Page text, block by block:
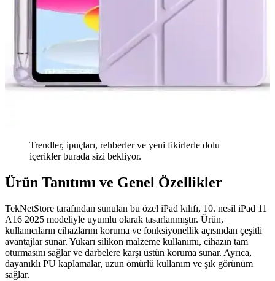
Trendler, ipuçları, rehberler ve yeni fikirlerle dolu
içerikler burada sizi bekliyor.
Ürün Tanıtımı ve Genel Özellikler
TekNetStore tarafından sunulan bu özel iPad kılıfı, 10. nesil iPad 11
A16 2025 modeliyle uyumlu olarak tasarlanmıştır. Ürün,
kullanıcıların cihazlarını koruma ve fonksiyonellik açısından çeşitli
avantajlar sunar. Yukarı silikon malzeme kullanımı, cihazın tam
oturmasını sağlar ve darbelere karşı üstün koruma sunar. Ayrıca,
dayanıklı PU kaplamalar, uzun ömürlü kullanım ve şık görünüm
sağlar.